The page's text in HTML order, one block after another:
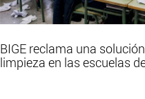
BIGE reclama una
limpieza en las escuelas